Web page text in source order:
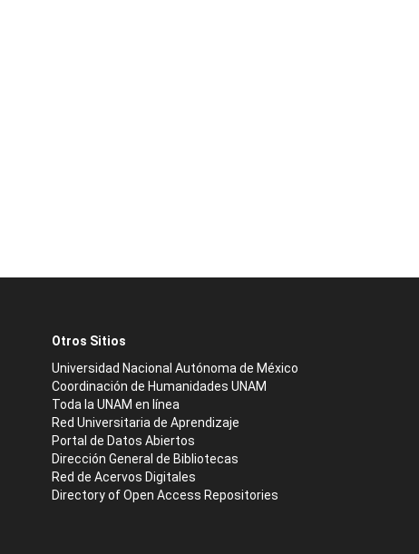
Otros Sitios
Universidad Nacional Autónoma de México
Coordinación de Humanidades UNAM
Toda la UNAM en línea
Red Universitaria de Aprendizaje
Portal de Datos Abiertos
Dirección General de Bibliotecas
Red de Acervos Digitales
Directory of Open Access Repositories